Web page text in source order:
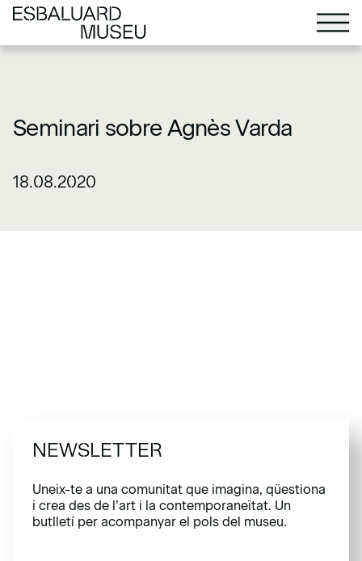
Seminari sobre Agnès Varda
18.08.2020
NEWSLETTER
Uneix-te a una comunitat que imagina, qüestiona
i crea des de l’art i la contemporaneïtat. Un
butlletí per acompanyar el pols del museu.